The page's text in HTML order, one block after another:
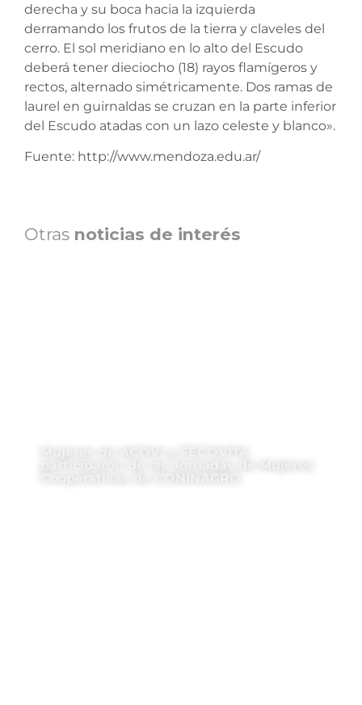
derecha y su boca hacia la izquierda
derramando los frutos de la tierra y claveles del
cerro. El sol meridiano en lo alto del Escudo
deberá tener dieciocho (18) rayos flamígeros y
rectos, alternado simétricamente. Dos ramas de
laurel en guirnaldas se cruzan en la parte inferior
del Escudo atadas con un lazo celeste y blanco».
Fuente: http://www.mendoza.edu.ar/
Otras noticias de interés